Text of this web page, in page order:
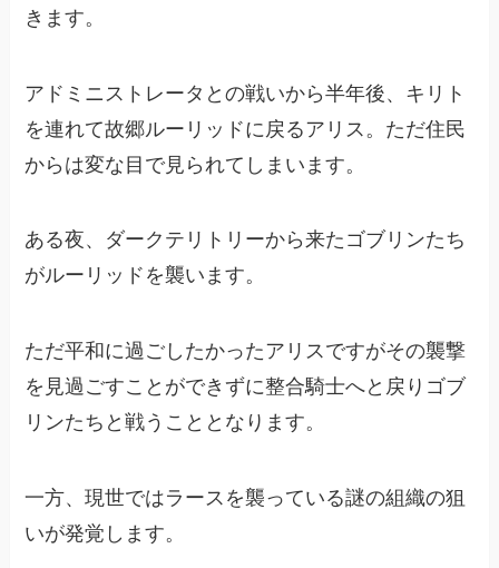
きます。
アドミニストレータとの戦いから半年後、キリト
を連れて故郷ルーリッドに戻るアリス。ただ住民
からは変な目で見られてしまいます。
ある夜、ダークテリトリーから来たゴブリンたち
がルーリッドを襲います。
ただ平和に過ごしたかったアリスですがその襲撃
を見過ごすことができずに整合騎士へと戻りゴブ
リンたちと戦うこととなります。
一方、現世ではラースを襲っている謎の組織の狙
いが発覚します。